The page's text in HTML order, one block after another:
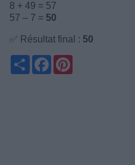
8 + 49 = 57
57 – 7 = 50
✅ Résultat final : 50
PartagerFacebook